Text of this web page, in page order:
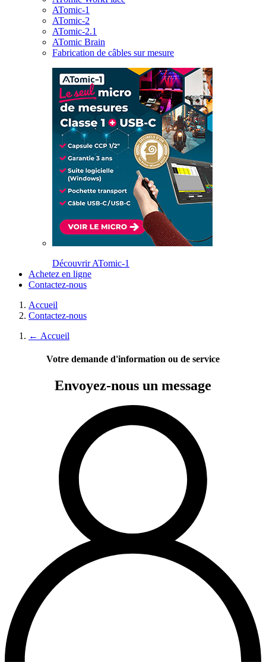
ATomic-1
ATomic-2
ATomic-2.1
ATomic Brain
Fabrication de câbles sur mesure
Découvrir ATomic-1
Achetez en ligne
Contactez-nous
Accueil
Contactez-nous
← Accueil
Votre demande d'information ou de service
Envoyez-nous un message